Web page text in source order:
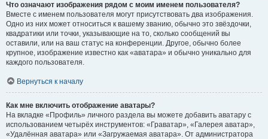
Что означают изображения рядом с моим именем пользователя?
Вместе с именем пользователя могут присутствовать два изображения.
Одно из них может относиться к вашему званию, обычно это звёздочки,
квадратики или точки, указывающие на то, сколько сообщений вы
оставили, или на ваш статус на конференции. Другое, обычно более
крупное, изображение известно как «аватара» и обычно уникально для
каждого пользователя.
Вернуться к началу
Как мне включить отображение аватары?
На вкладке «Профиль» личного раздела вы можете добавить аватару с
использованием четырёх инструментов: «Граватар», «Галерея аватар»,
«Удалённая аватара» или «Загружаемая аватара». От администратора